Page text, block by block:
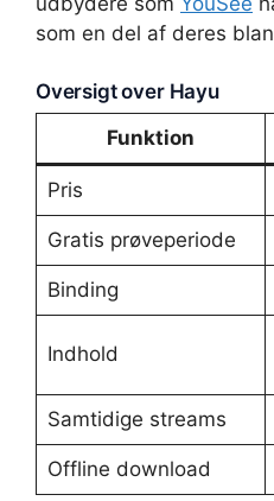
som en del af deres
Oversigt over Hayu
Funktion
Pris
Gratis prøveperiode
Binding
Indhold
Samtidige streams
Offline download